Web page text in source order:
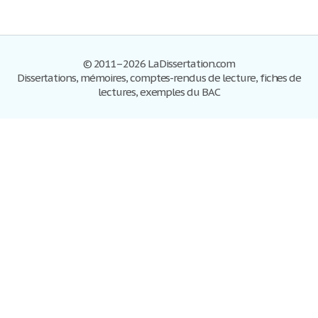
© 2011–2026 LaDissertation.com
Dissertations, mémoires, comptes-rendus de lecture, fiches de
lectures, exemples du BAC